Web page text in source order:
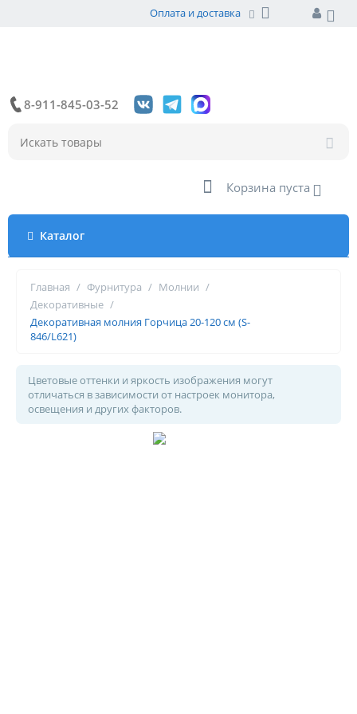
Оплата и доставка
8-911-845-03-52
Корзина пуста
Каталог
Главная / Фурнитура / Молнии /
Декоративные /
Декоративная молния Горчица 20-120 см (S-
846/L621)
Цветовые оттенки и яркость изображения могут
отличаться в зависимости от настроек монитора,
освещения и других факторов.